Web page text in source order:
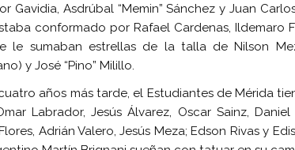
Gavidia, Asdrúbal “Memin” Sánchez y Juan
conformado por Rafael Cardenas, Ildemaro
le sumaban estrellas de la talla de Nilson
y José “Pino” Milillo.
años más tarde, el Estudiantes de Mérida
Labrador, Jesús Álvarez, Oscar Sainz,
Adrián Valero, Jesús Meza; Edson Rivas y